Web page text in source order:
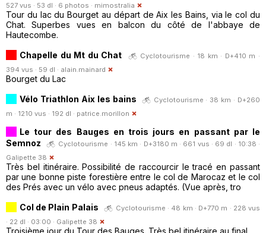
527 vus · 53 dl · 6 photos · mimostralia
Tour du lac du Bourget au départ de Aix les Bains, via le col du
Chat. Superbes vues en balcon du côté de l'abbaye de
Hautecombe.
Chapelle du Mt du Chat
Cyclotourisme · 18 km · D+410 m ·
394 vus · 59 dl · alain.mainard
Bourget du Lac
Vélo Triathlon Aix les bains
Cyclotourisme · 38 km · D+260
m · 1210 vus · 192 dl · patrice.morillon
Le tour des Bauges en trois jours en passant par le
Semnoz
Cyclotourisme · 145 km · D+3180 m · 661 vus · 69 dl · 10:38 ·
Galipette 38
Très bel itinéraire. Possibilité de raccourcir le tracé en passant
par une bonne piste forestière entre le col de Marocaz et le col
des Prés avec un vélo avec pneus adaptés. (Vue après, tro
Col de Plain Palais
Cyclotourisme · 48 km · D+770 m · 228 vus
· 22 dl · 03:00 · Galipette 38
Troisième jour du Tour des Bauges. Très bel itinéraire au final.